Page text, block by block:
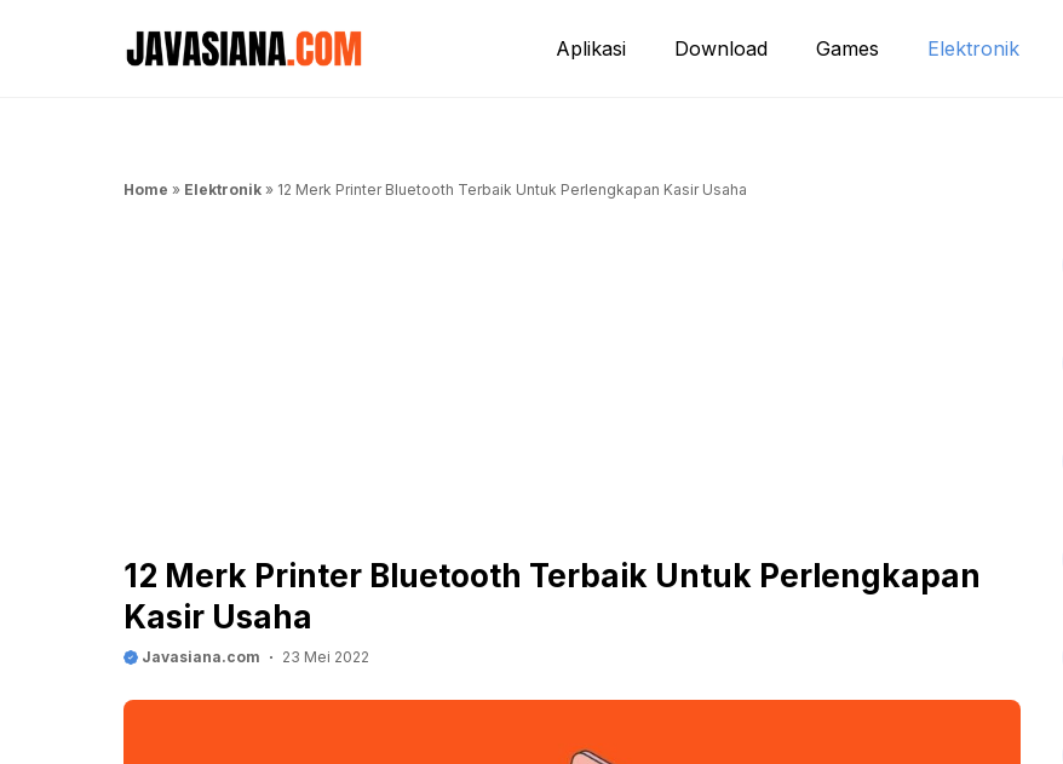
Aplikasi Download Games Elektronik
Home » Elektronik » 12 Merk Printer Bluetooth Terbaik Untuk Perlengkapan Kasir Usaha
12 Merk Printer Bluetooth Terbaik Untuk Perlengkapan
Kasir Usaha
Javasiana.com 23 Mei 2022